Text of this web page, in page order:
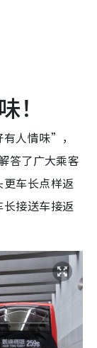
！
人情味”，
答了广大乘客
车长点样返
接送车接返